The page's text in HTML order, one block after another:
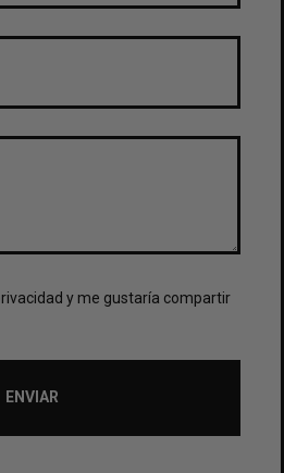
y me gustaría compartir
ENVIAR